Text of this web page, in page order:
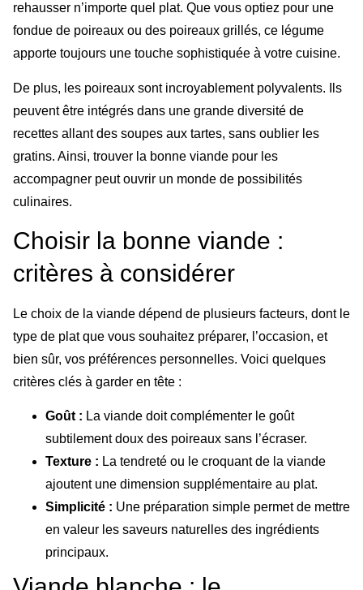
rehausser n’importe quel plat. Que vous optiez pour une
fondue de poireaux ou des poireaux grillés, ce légume
apporte toujours une touche sophistiquée à votre cuisine.
De plus, les poireaux sont incroyablement polyvalents. Ils
peuvent être intégrés dans une grande diversité de
recettes allant des soupes aux tartes, sans oublier les
gratins. Ainsi, trouver la bonne viande pour les
accompagner peut ouvrir un monde de possibilités
culinaires.
Choisir la bonne viande :
critères à considérer
Le choix de la viande dépend de plusieurs facteurs, dont le
type de plat que vous souhaitez préparer, l’occasion, et
bien sûr, vos préférences personnelles. Voici quelques
critères clés à garder en tête :
Goût : La viande doit complémenter le goût
subtilement doux des poireaux sans l’écraser.
Texture : La tendreté ou le croquant de la viande
ajoutent une dimension supplémentaire au plat.
Simplicité : Une préparation simple permet de mettre
en valeur les saveurs naturelles des ingrédients
principaux.